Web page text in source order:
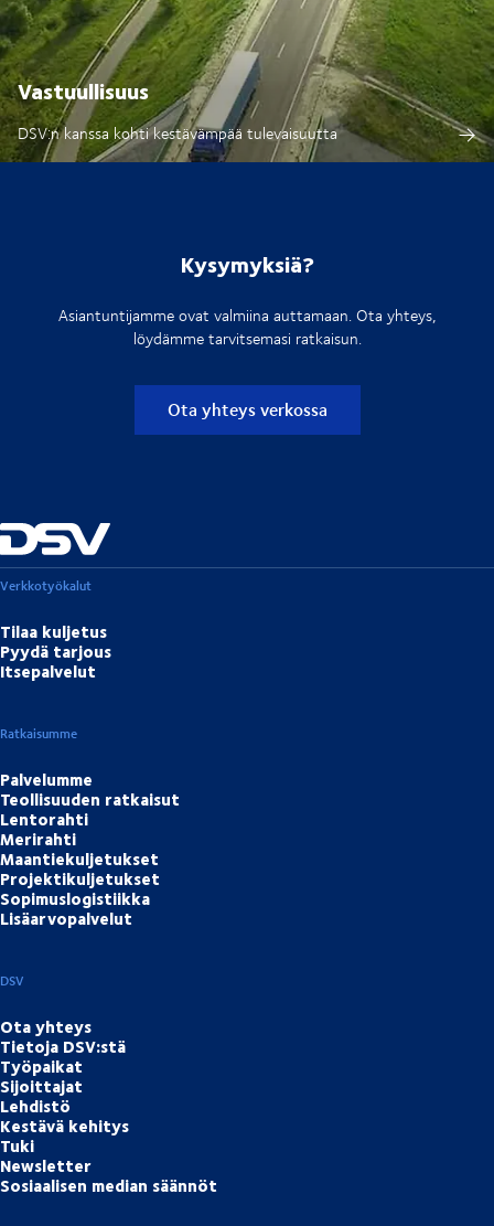
Vastuullisuus
DSV:n kanssa kohti kestävämpää tulevaisuutta
Kysymyksiä?
Asiantuntijamme ovat valmiina auttamaan. Ota yhteys,
löydämme tarvitsemasi ratkaisun.
Ota yhteys verkossa
Verkkotyökalut
Tilaa kuljetus
Pyydä tarjous
Itsepalvelut
Ratkaisumme
Palvelumme
Teollisuuden ratkaisut
Lentorahti
Merirahti
Maantiekuljetukset
Projektikuljetukset
Sopimuslogistiikka
Lisäarvopalvelut
DSV
Ota yhteys
Tietoja DSV:stä
Työpaikat
Sijoittajat
Lehdistö
Kestävä kehitys
Tuki
Newsletter
Sosiaalisen median säännöt